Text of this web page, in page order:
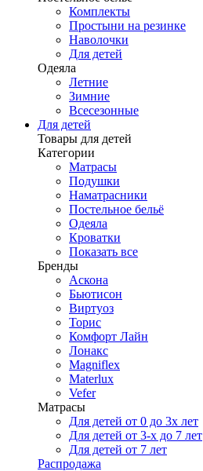
Комплекты
Простыни на резинке
Наволочки
Для детей
Одеяла
Летние
Зимние
Всесезонные
Для детей
Товары для детей
Категории
Матрасы
Подушки
Наматрасники
Постельное бельё
Одеяла
Кроватки
Показать все
Бренды
Аскона
Бьютисон
Виртуоз
Торис
Комфорт Лайн
Лонакс
Magniflex
Materlux
Vefer
Матрасы
Для детей от 0 до 3х лет
Для детей от 3-х до 7 лет
Для детей от 7 лет
Распродажа